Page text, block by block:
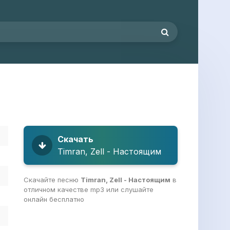
Скачать
Timran, Zell - Настоящим
Скачайте песню Timran, Zell - Настоящим в
отличном качестве mp3 или слушайте
онлайн бесплатно